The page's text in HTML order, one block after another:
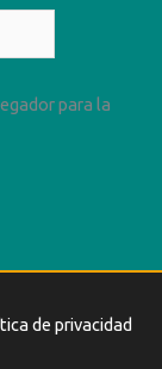
para la
de privacidad